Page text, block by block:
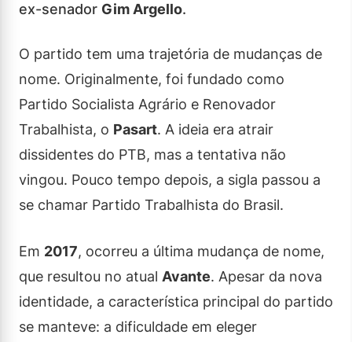
ex-senador Gim Argello.
O partido tem uma trajetória de mudanças de
nome. Originalmente, foi fundado como
Partido Socialista Agrário e Renovador
Trabalhista, o Pasart. A ideia era atrair
dissidentes do PTB, mas a tentativa não
vingou. Pouco tempo depois, a sigla passou a
se chamar Partido Trabalhista do Brasil.
Em 2017, ocorreu a última mudança de nome,
que resultou no atual Avante. Apesar da nova
identidade, a característica principal do partido
se manteve: a dificuldade em eleger